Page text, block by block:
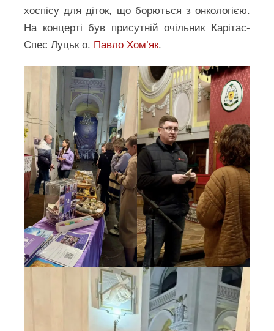
хоспісу для діток, що борються з онкологією.
На концерті був присутній очільник Карітас-
Спес Луцьк о. Павло Хом’як.